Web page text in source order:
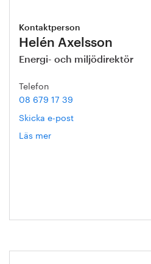
Kontaktperson
Helén Axelsson
Energi- och miljödirektör
Telefon
08 679 17 39
Skicka e-post
Läs mer